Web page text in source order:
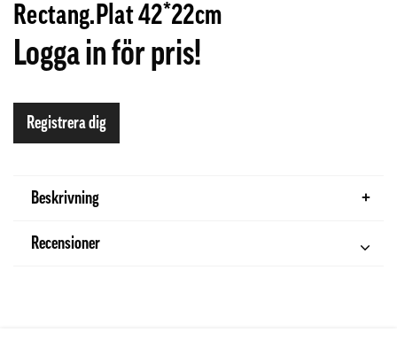
Rectang.Plat 42*22cm
Logga in för pris!
Registrera dig
Beskrivning
Recensioner